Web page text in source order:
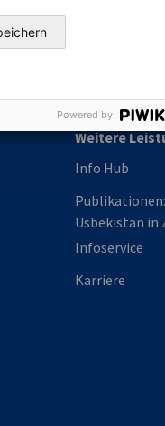
Trade & Invest
Weitere
Info Hub
Usbekistan in
Infoservice
Karriere
Powered by